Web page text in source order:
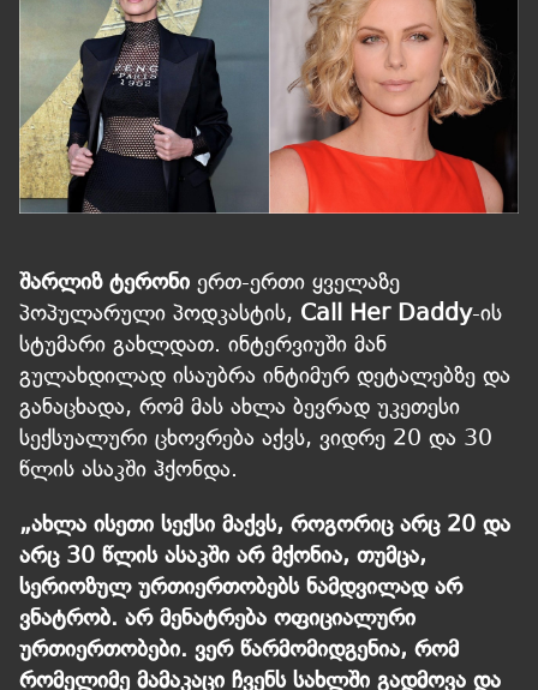
შარლიზ ტერონი ერთ-ერთი ყველაზე
პოპულარული პოდკასტის, Call Her Daddy-ის
სტუმარი გახლდათ. ინტერვიუში მან
გულახდილად ისაუბრა ინტიმურ დეტალებზე და
განაცხადა, რომ მას ახლა ბევრად უკეთესი
სექსუალური ცხოვრება აქვს, ვიდრე 20 და 30
წლის ასაკში ჰქონდა.
„ახლა ისეთი სექსი მაქვს, როგორიც არც 20 და
არც 30 წლის ასაკში არ მქონია, თუმცა,
სერიოზულ ურთიერთობებს ნამდვილად არ
ვნატრობ. არ მენატრება ოფიციალური
ურთიერთობები. ვერ წარმომიდგენია, რომ
რომელიმე მამაკაცი ჩვენს სახლში გადმოვა და